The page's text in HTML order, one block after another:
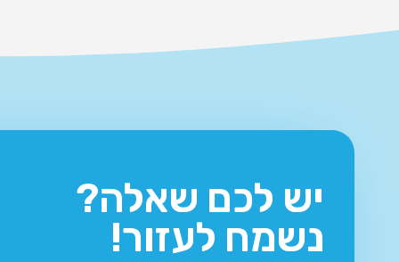
יש לכם שאלה?
נשמח לעזור!